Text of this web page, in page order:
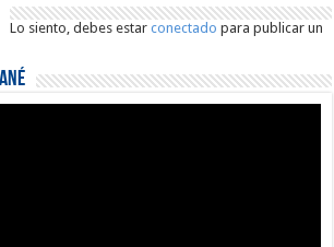
Lo siento, debes estarconectado para publicar un